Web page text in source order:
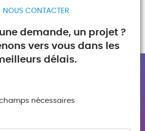
NOUS CONTACTER
demande, un projet ?
vers vous dans les
délais.
nécessaires